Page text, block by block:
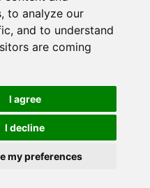
to analyze our
and to understand
are coming
I agree
I decline
my preferences
DistantRace
+371 25425987